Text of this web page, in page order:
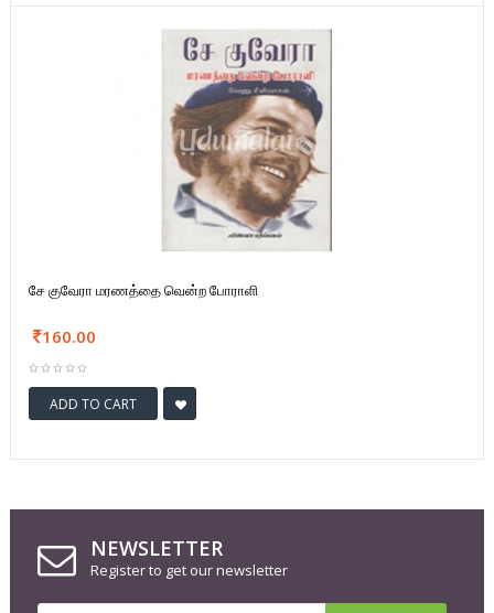
சே குவேரா மரணத்தை வென்ற போராளி
160.00
ADD TO CART
NEWSLETTER
Register to get our newsletter